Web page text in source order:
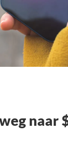
naar